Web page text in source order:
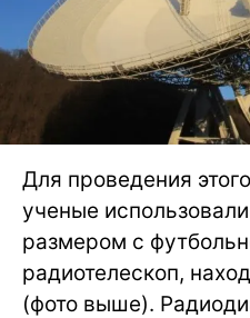
Для проведения
ученые использовали
размером с
радиотелескоп,
(фото выше).